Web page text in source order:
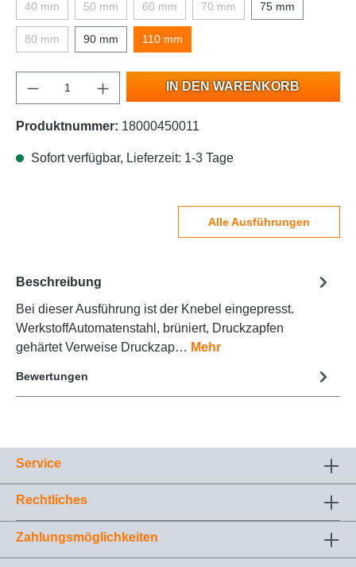
40 mm 50 mm 60 mm 70 mm 75 mm
80 mm 90 mm 110 mm
IN DEN WARENKORB
Produktnummer: 18000450011
Sofort verfügbar, Lieferzeit: 1-3 Tage
Alle Ausführungen
Beschreibung
Bei dieser Ausführung ist der Knebel eingepresst.
WerkstoffAutomatenstahl, brüniert, Druckzapfen
gehärtet Verweise Druckzap… Mehr
Bewertungen
Service
Rechtliches
Zahlungsmöglichkeiten